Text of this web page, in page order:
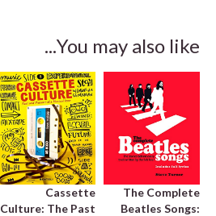
You may also like...
The Complete
Beatles Songs:
Cassette
Culture: The Past